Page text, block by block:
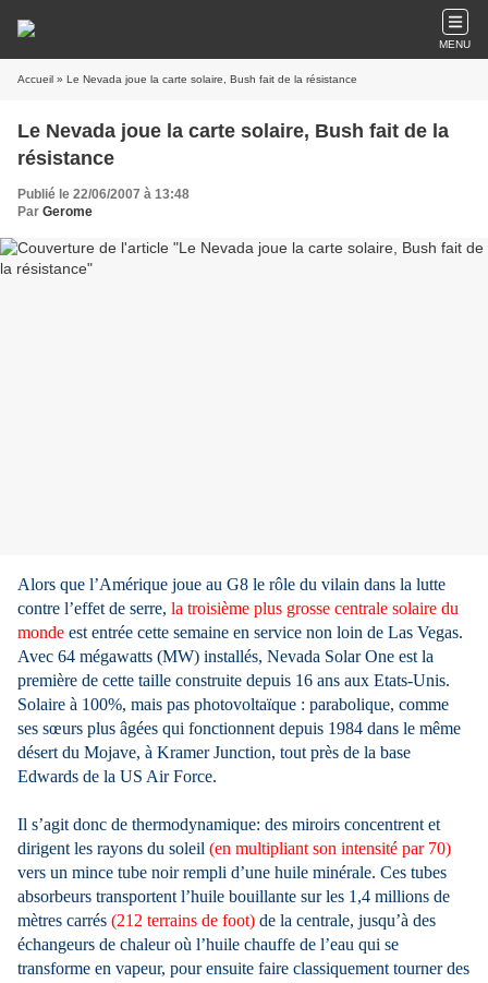
MENU
Accueil » Le Nevada joue la carte solaire, Bush fait de la résistance
Le Nevada joue la carte solaire, Bush fait de la
résistance
Publié le 22/06/2007 à 13:48
Par Gerome
Alors que l’Amérique joue au G8 le rôle du vilain dans la lutte
contre l’effet de serre, la troisième plus grosse centrale solaire du
monde est entrée cette semaine en service non loin de Las Vegas.
Avec 64 mégawatts (MW) installés, Nevada Solar One est la
première de cette taille construite depuis 16 ans aux Etats-Unis.
Solaire à 100%, mais pas photovoltaïque : parabolique, comme
ses sœurs plus âgées qui fonctionnent depuis 1984 dans le même
désert du Mojave, à Kramer Junction, tout près de la base
Edwards de la US Air Force.
Il s’agit donc de thermodynamique: des miroirs concentrent et
dirigent les rayons du soleil (en multipliant son intensité par 70)
vers un mince tube noir rempli d’une huile minérale. Ces tubes
absorbeurs transportent l’huile bouillante sur les 1,4 millions de
mètres carrés (212 terrains de foot) de la centrale, jusqu’à des
échangeurs de chaleur où l’huile chauffe de l’eau qui se
transforme en vapeur, pour ensuite faire classiquement tourner des